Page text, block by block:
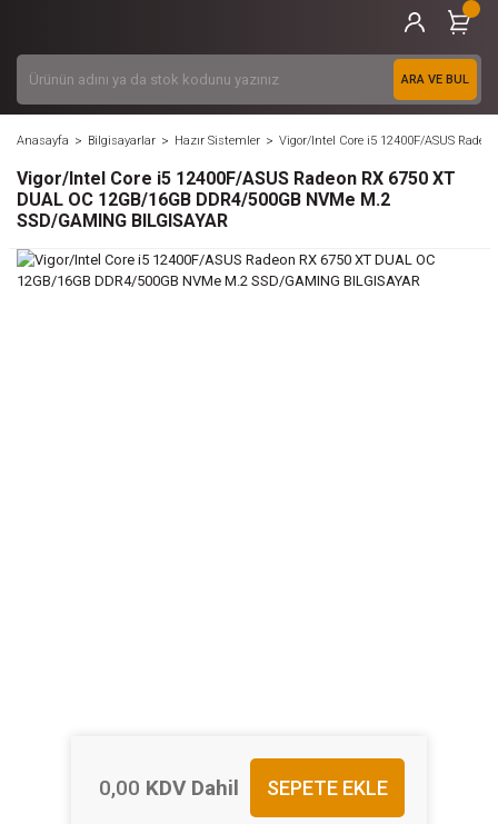
ARA VE BUL
Anasayfa Bilgisayarlar Hazır Sistemler Vigor/Intel Core i5 12400F/ASUS
Vigor/Intel Core i5 12400F/ASUS Radeon RX 6750 XT
DUAL OC 12GB/16GB DDR4/500GB NVMe M.2
SSD/GAMING BILGISAYAR
0,00 KDV Dahil SEPETE EKLE